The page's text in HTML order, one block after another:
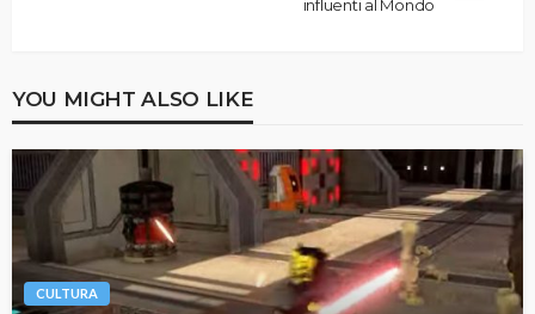
influenti al Mondo
YOU MIGHT ALSO LIKE
CULTURA